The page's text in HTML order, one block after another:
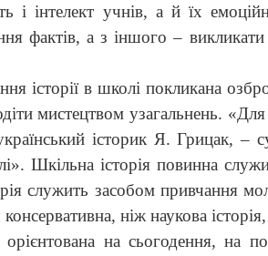
і інтелект учнів, а й їх
фактів, а з іншого –
історії в школі покликана
мистецтвом узагальнень.
історик Я. Грицак, –
Шкільна історія повинна
служить засобом привчання
ніж наукова історія,
на сьогодення, на